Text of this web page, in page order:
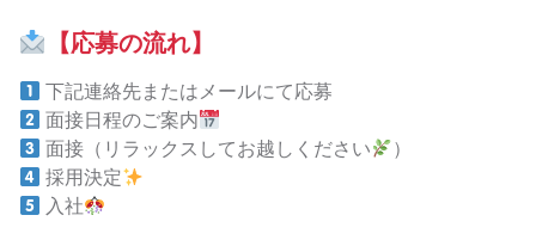
【応募の流れ】
下記連絡先またはメールにて応募
面接日程のご案内
面接（リラックスしてお越しください
）
採用決定
入社